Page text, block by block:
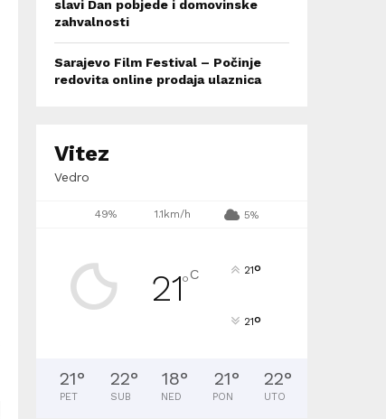
slavi Dan pobjede i domovinske
zahvalnosti
Sarajevo Film Festival – Počinje
redovita online prodaja ulaznica
Vitez
Vedro
49% 1.1km/h 5%
21°C 21°
21°
21°
PET
22°
SUB
18°
NED
21°
PON
22°
UTO